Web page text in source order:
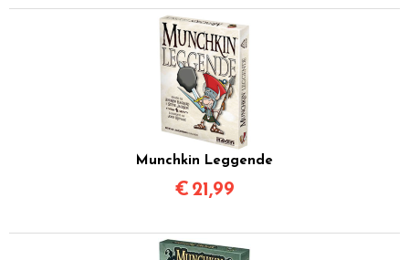
Munchkin Leggende
€ 21,99